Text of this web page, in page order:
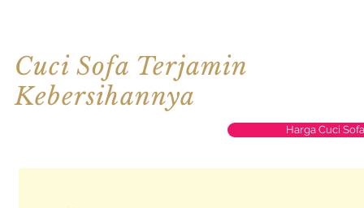
Cuci Sofa Terjamin
Kebersihannya
Harga Cuci